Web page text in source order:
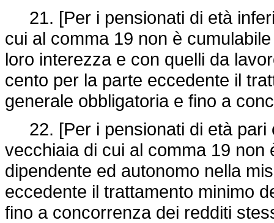
21. [Per i pensionati di età
cui al comma 19 non è
loro interezza e con quelli da
cento per la parte eccedente il
generale obbligatoria e fino a
22. [Per i pensionati di età pari
vecchiaia di cui al comma 19
dipendente ed autonomo nella
eccedente il trattamento minimo
fino a concorrenza dei redditi